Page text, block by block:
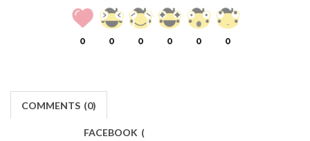
0 0 0 0 0 0
COMMENTS (0)
FACEBOOK (